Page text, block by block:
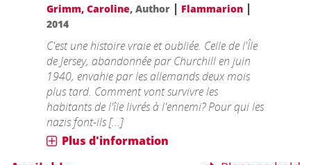
Grimm, Caroline, Author | Flammarion |
2014
C'est une histoire vraie et oubliée. Celle de l'Île
de Jersey, abandonnée par Churchill en juin
1940, envahie par les allemands deux mois
plus tard. Comment vont survivre les
habitants de l'île livrés à l'ennemi? Pour qui les
nazis font-ils [...]
Plus d'information